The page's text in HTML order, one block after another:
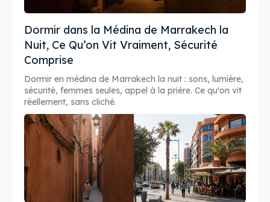
Dormir dans la Médina de Marrakech la
Nuit, Ce Qu’on Vit Vraiment, Sécurité
Comprise
Dormir en médina de Marrakech la nuit : sons, lumière,
sécurité, femmes seules, appel à la prière. Ce qu'on vit
réellement, sans cliché.